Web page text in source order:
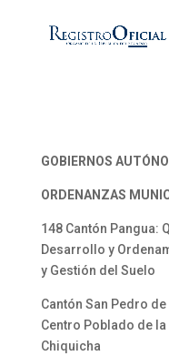
GOBIERNOS
ORDENANZAS
148 Cantón Pangua:
Desarrollo y
y Gestión del Suelo
Cantón San Pedro
Centro Poblado de
Chiquicha